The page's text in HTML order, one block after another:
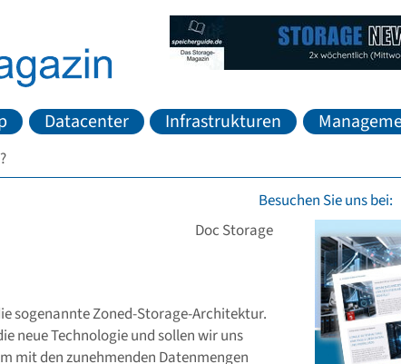
Datacenter Infrastrukturen
Besuchen Sie uns bei:
Doc Storage
sogenannte Zoned-Storage-Architektur.
neue Technologie und sollen wir uns
mit den zunehmenden Datenmengen